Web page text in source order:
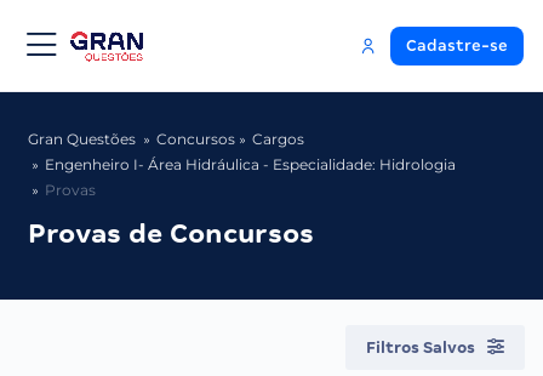
Cadastre-se
Gran Questões Concursos
Cargos
Engenheiro I- Área Hidráulica - Especialidade: Hidrologia
Provas
Provas de Concursos
Filtros Salvos